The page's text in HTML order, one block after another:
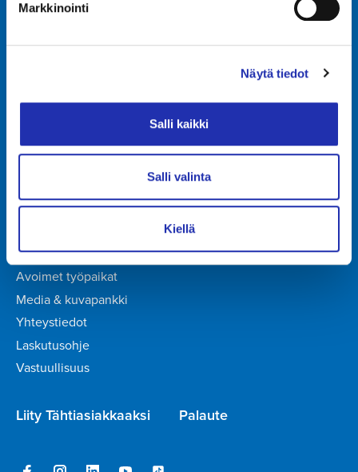
Markkinointi
Näytä tiedot
Salli kaikki
Salli valinta
Kiellä
Kävijöille
Tapahtumakalenteri
Tapahtumapalvelut
Pyydä tarjous
konserni
Ajankohtaista
Avoimet työpaikat
Media & kuvapankki
Yhteystiedot
Laskutusohje
Vastuullisuus
Tilaa uutiskirje
Liity Tähtiasiakkaaksi Palaute